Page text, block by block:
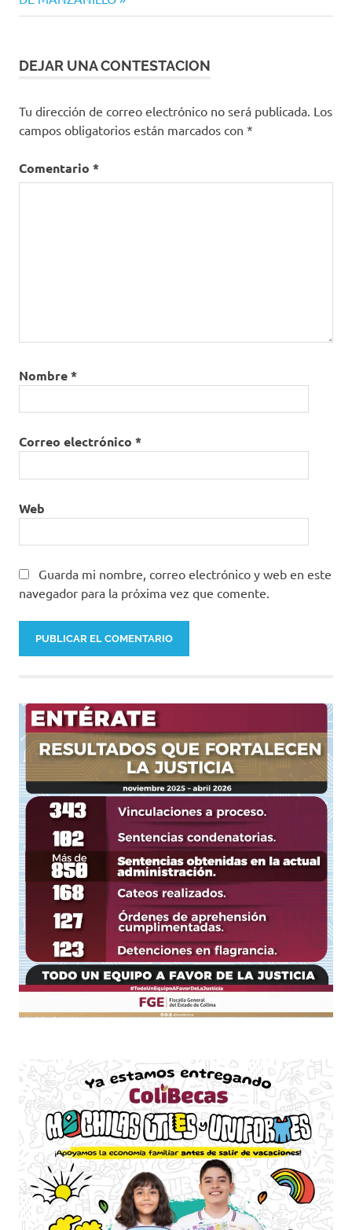
DEJAR UNA CONTESTACION
Tu dirección de correo electrónico no será publicada. Los
campos obligatorios están marcados con *
Comentario *
Nombre*
Correo electrónico *
Web
Guarda mi nombre, correo electrónico y web en este
navegador para la próxima vez que comente.